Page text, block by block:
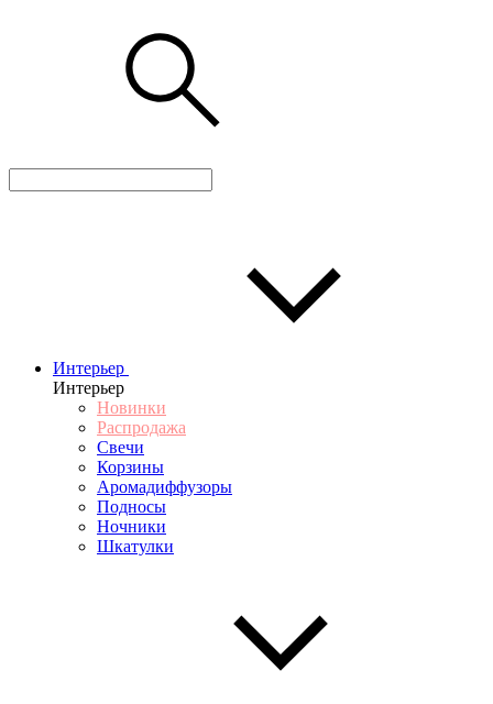
Интерьер
Интерьер
Новинки
Распродажа
Свечи
Корзины
Аромадиффузоры
Подносы
Ночники
Шкатулки